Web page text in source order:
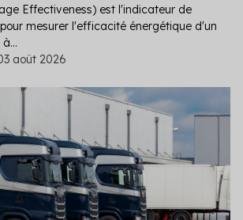
Effectiveness) est l'indicateur de
mesurer l'efficacité énergétique d'un
août 2026